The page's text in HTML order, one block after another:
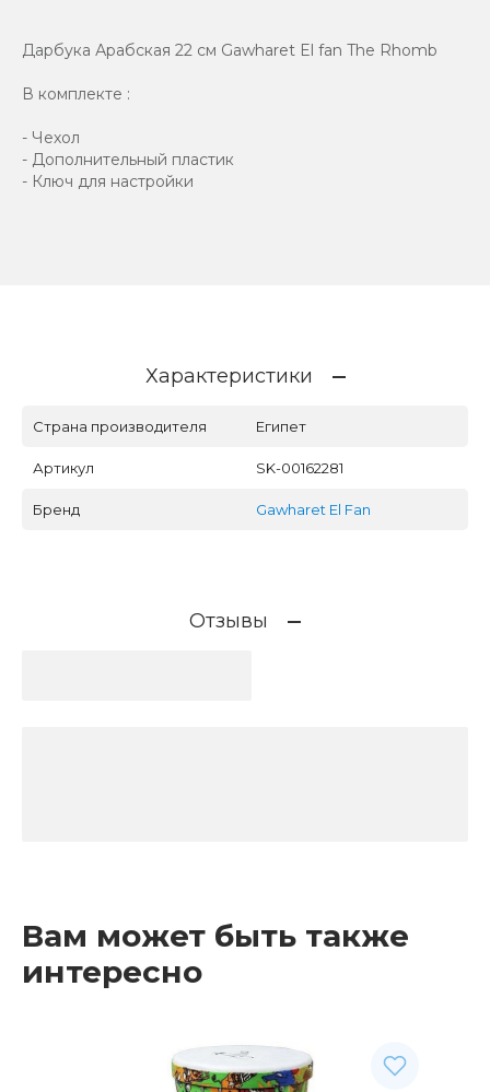
Дарбука Арабская 22 см Gawharet El fan The Rhomb
В комплекте :
- Чехол
- Дополнительный пластик
- Ключ для настройки
Характеристики
Страна производителя Египет
Артикул SK-00162281
Бренд Gawharet El Fan
Отзывы
Вам может быть также
интересно